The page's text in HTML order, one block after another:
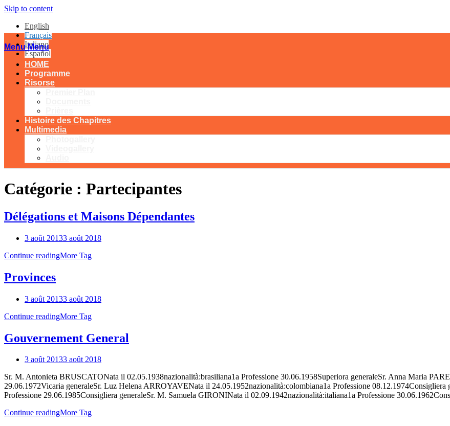
Skip to content
English
Français
Italiano
Español
MenuMenu
HOME
Programme
Risorse
Histoire des Chapitres
Multimedia
Catégorie : Partecipantes
Délégations et Maisons Dépendantes
3 août 20133 août 2018
Continue readingMore Tag
Provinces
3 août 20133 août 2018
Continue readingMore Tag
Gouvernement General
3 août 20133 août 2018
Sr. M. Antonieta BRUSCATONata il 02.05.1938nazionalità:brasiliana1a Professione 30.06.1958Superiora generaleSr. Anna Maria
29.06.1972Vicaria generaleSr. Luz Helena ARROYAVENata il 24.05.1952nazionalità:colombiana1a Professione
Professione 29.06.1985Consigliera generaleSr. M. Samuela GIRONINata il 02.09.1942nazionalità:italiana1a Professione
Continue readingMore Tag